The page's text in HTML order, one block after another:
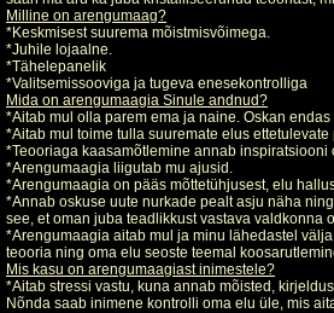
Milline on arengumaag?
*Keskmisest suurema mõistmisvõimega.
*Juhile lojaalne.
*Tähelepanelik
*Valitsemissooviga ja tugeva enesekontrolliga
Mida on arengumaagia Sinule andnud?
*Aitab mul olla parem ema ja naine. Oskan
*Aitab mul toime tulla suuremate elus
*Teooriaga kaasamõtlemine annab
*Arengumaagia liigutab mu ajusid.
*Arengumaagia on pääs mõttetühjusest, elu
*Annab oskuse uute nurkade pealt asju näha
see, et oman juba teadlikkust vastava valdkonna
*Arengumaagia aitab mul ja minu lähedastel
teooria ning oma elu seoste teemal
Mis kasu on arengumaagiast inimestele?
*Aitab stressi vastu, kuna annab mõisted,
Nõnda saab inimene kontrolli oma elu üle, mis